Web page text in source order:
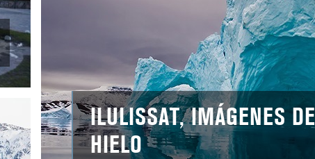
ILULISSAT, IMÁGENES DE
HIELO